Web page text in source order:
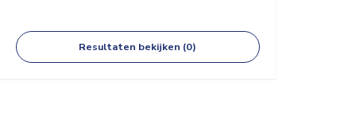
Resultaten bekijken (0)